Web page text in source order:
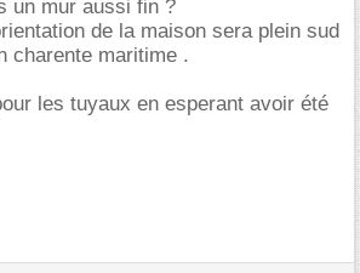
un mur aussi fin ?
de la maison sera plein sud
charente maritime .
les tuyaux en esperant avoir été